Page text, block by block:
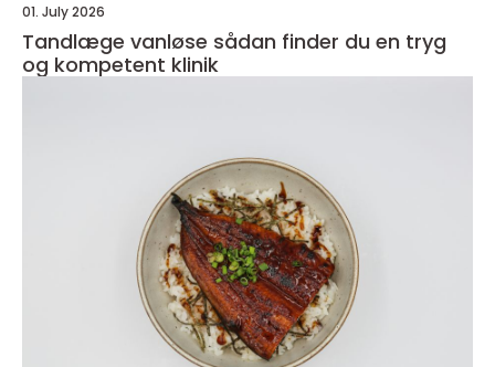
01. July 2026
Tandlæge vanløse sådan finder du en tryg
og kompetent klinik